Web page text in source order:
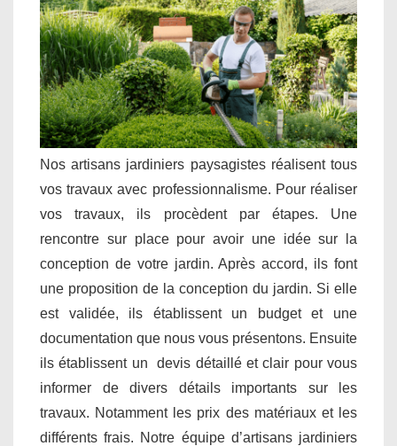
Nos artisans jardiniers paysagistes réalisent tous
vos travaux avec professionnalisme. Pour réaliser
vos travaux, ils procèdent par étapes. Une
rencontre sur place pour avoir une idée sur la
conception de votre jardin. Après accord, ils font
une proposition de la conception du jardin. Si elle
est validée, ils établissent un budget et une
documentation que nous vous présentons. Ensuite
ils établissent un devis détaillé et clair pour vous
informer de divers détails importants sur les
travaux. Notamment les prix des matériaux et les
différents frais. Notre équipe d’artisans jardiniers